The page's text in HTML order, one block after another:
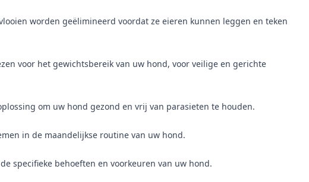
worden geëlimineerd voordat ze eieren kunnen leggen en teken
voor het gewichtsbereik van uw hond, voor veilige en gerichte
om uw hond gezond en vrij van parasieten te houden.
in de maandelijkse routine van uw hond.
specifieke behoeften en voorkeuren van uw hond.